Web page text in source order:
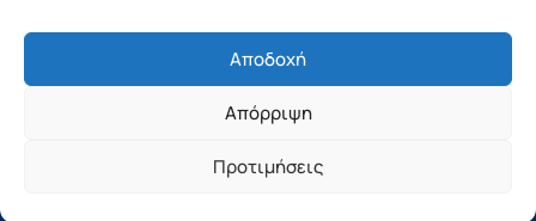
Αποδοχή
Απόρριψη
Προτιμήσεις
Copyright © 2019 Περιφέρεια Πελοποννήσου.
Σχεδιασμός & Υλοποίηση από την